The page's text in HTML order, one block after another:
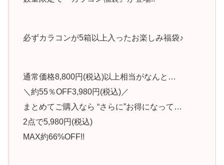
必ずカラコンが5箱以上入ったお楽しみ福袋♪
通常価格8,800円(税込)以上相当がなんと…
＼約55％OFF3,980円(税込)／
まとめてご購入なら “さらに”お得になって…
2点で5,980円(税込)
MAX約66%OFF!!